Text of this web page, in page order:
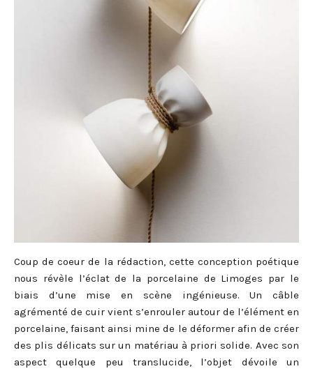
Coup de coeur de la rédaction, cette conception poétique
nous révèle l’éclat de la porcelaine de Limoges par le
biais d’une mise en scène ingénieuse. Un câble
agrémenté de cuir vient s’enrouler autour de l’élément en
porcelaine, faisant ainsi mine de le déformer afin de créer
des plis délicats sur un matériau à priori solide. Avec son
aspect quelque peu translucide, l’objet dévoile un